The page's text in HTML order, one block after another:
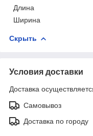
Длина
Ширина
Скрыть
Условия доставки
Доставка
Самовывоз
Доставка по городу